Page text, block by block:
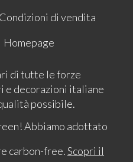
Condizioni di vendita
Homepage
di tutte le forze
e decorazioni italiane
possibile.
Abbiamo adottato
carbon-free.Scopri il